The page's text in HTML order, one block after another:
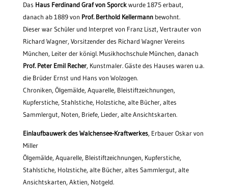
Das Haus Ferdinand Graf von Sporckwurde 1875 erbaut,
danach ab 1889 von Prof. Berthold Kellermannbewohnt.
Dieser war Schüler und Interpret von Franz Liszt, Vertrauter von
Richard Wagner, Vorsitzender des Richard Wagner Vereins
München, Leiter der königl. Musikhochschule München, danach
Prof. Peter Emil Recher, Kunstmaler. Gäste des Hauses waren u.a.
die Brüder Ernst und Hans von Wolzogen.
Chroniken, Ölgemälde, Aquarelle, Bleistiftzeichnungen,
Kupferstiche, Stahlstiche, Holzstiche, alte Bücher, altes
Sammlergut, Noten, Briefe, Lieder, alte Ansichtskarten.
Einlaufbauwerk des Walchensee-Kraftwerkes, Erbauer Oskar von
Miller
Ölgemälde, Aquarelle, Bleistiftzeichnungen, Kupferstiche,
Stahlstiche, Holzstiche, alte Bücher, altes Sammlergut, alte
Ansichtskarten, Aktien, Notgeld.